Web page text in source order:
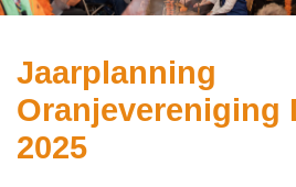
Jaarplanning
Oranjevereniging
2025